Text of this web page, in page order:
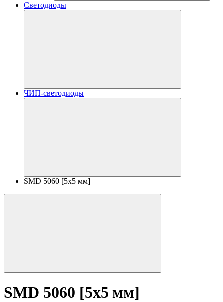
Светодиоды
ЧИП-светодиоды
SMD 5060 [5x5 мм]
SMD 5060 [5x5 мм]